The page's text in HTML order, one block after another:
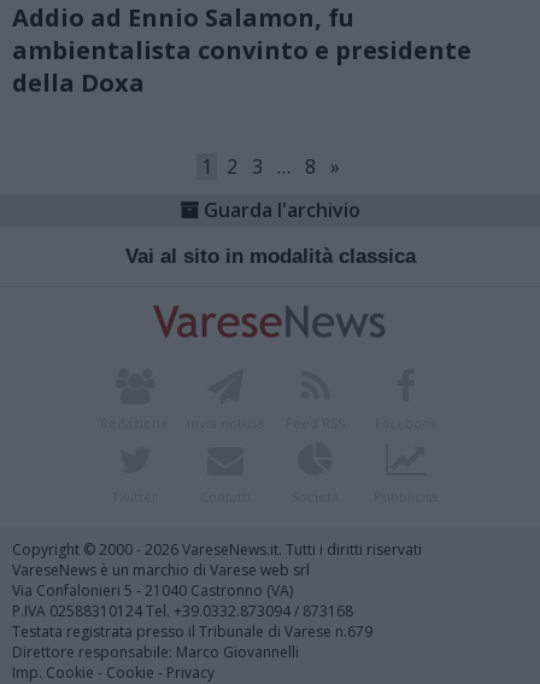
Addio ad Ennio Salamon, fu
ambientalista convinto e presidente
della Doxa
1 2 3 … 8
»
Guarda l'archivio
Vai al sito in modalità classica
Copyright © 2000 - 2026 VareseNews.it. Tutti i diritti riservati
VareseNews è un marchio di Varese web srl
Via Confalonieri 5 - 21040 Castronno (VA)
P.IVA 02588310124 Tel. +39.0332.873094 / 873168
Testata registrata presso il Tribunale di Varese n.679
Direttore responsabile: Marco Giovannelli
Imp. Cookie - Cookie - Privacy